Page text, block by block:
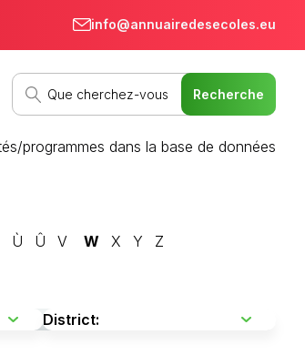
info@annuairedesecoles.eu
programmes dans la base de données
Ù Û V W X Y
Z